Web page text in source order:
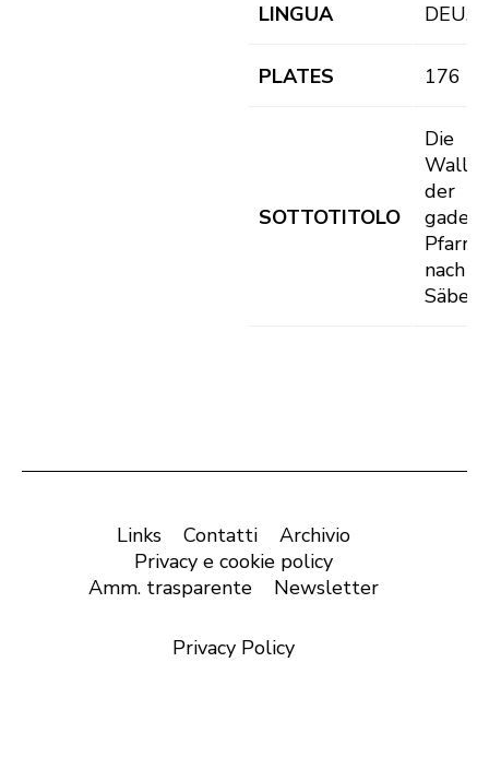
LINGUA DEU,
PLATES 176
SOTTOTITOLO
Die
der
nach
Säben
Links Contatti
Archivio
Privacy e cookie policy
Amm. trasparente
Newsletter
Privacy Policy